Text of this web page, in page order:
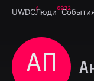
UWDCЛюди6932
АП